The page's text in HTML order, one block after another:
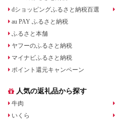
dショッピングふるさと納税百選
au PAY ふるさと納税
ふるさと本舗
ヤフーのふるさと納税
マイナビふるさと納税
ポイント還元キャンペーン
人気の返礼品から探す
牛肉
いくら